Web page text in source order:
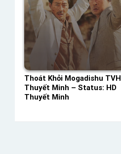
Thoát Khỏi Mogadishu TVH
Thuyết Minh – Status: HD
Thuyết Minh